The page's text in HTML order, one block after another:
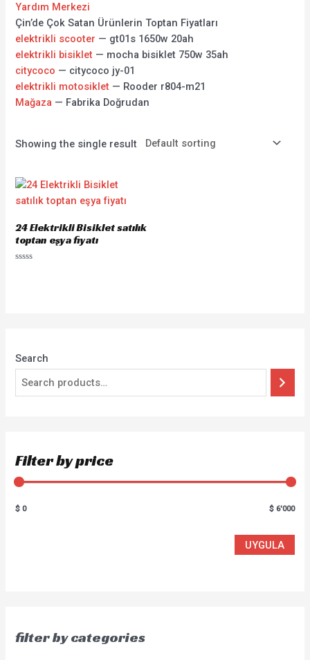
Search
Filter by price
$ 0 $ 6'000
UYGULA
filter by categories
Yardım Merkezi
Çin’de Çok Satan Ürünlerin Toptan Fiyatları
elektrikli scooter — gt01s 1650w 20ah
elektrikli bisiklet — mocha bisiklet 750w 35ah
citycoco — citycoco jy-01
elektrikli motosiklet — Rooder r804-m21
Mağaza — Fabrika Doğrudan
Showing the single result
24 Elektrikli Bisiklet satılık
toptan eşya fiyatı